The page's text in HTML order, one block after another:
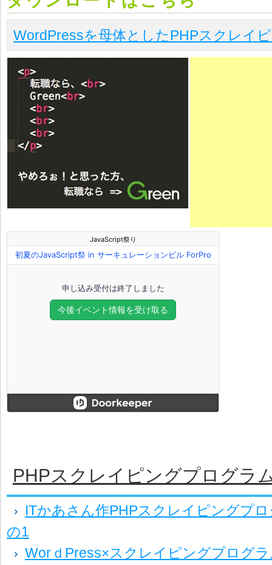
WordPressを母体としたPHPスクレイ
PHPスクレイピングプログラ
ITかあさん作PHPスクレイピングプ
の1
WorｄPress×スクレイピングプログ